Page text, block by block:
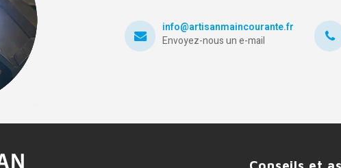
info@artisanmaincourante.fr
Envoyez-nous un e-mail